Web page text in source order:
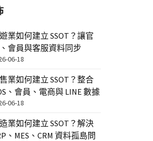
業如何建立 SSOT？讓官
會員與客服資料同步
06-18
業如何建立 SSOT？整合
、會員、電商與 LINE 數據
06-18
業如何建立 SSOT？解決
、MES、CRM 資料孤島問